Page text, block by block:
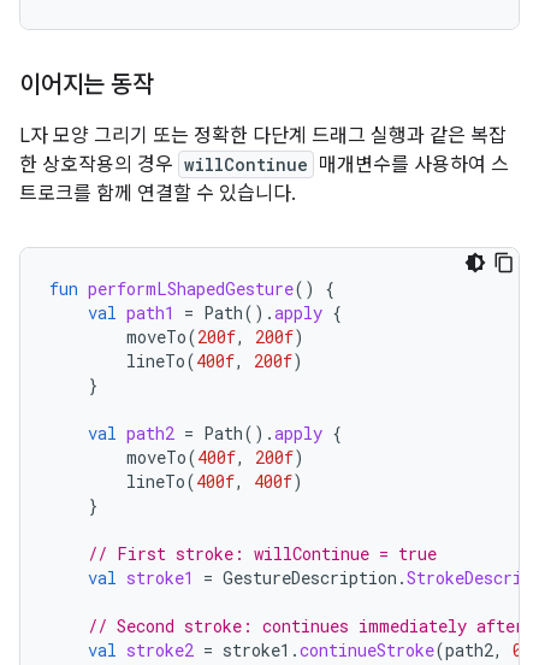
이어지는 동작
L자 모양 그리기 또는 정확한 다단계 드래그 실행과 같은 복잡
한 상호작용의 경우 willContinue 매개변수를 사용하여 스
트로크를 함께 연결할 수 있습니다.
fun performLShapedGesture()
{
val path1 = Path().apply {
moveTo(200f, 200f)
lineTo(400f, 200f)
}
val path2 = Path().apply {
moveTo(400f, 200f)
lineTo(400f, 400f)
}
// First stroke: willContinue = true
val stroke1 = GestureDescription .
// Second stroke: continues immediately after
val stroke2 = stroke1 .continueStroke(path2, 0